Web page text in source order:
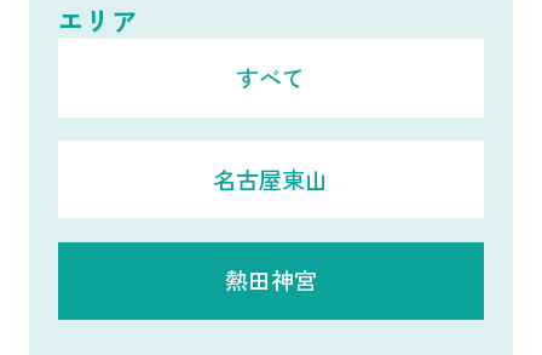
エリア
すべて
名古屋東山
熱田神宮